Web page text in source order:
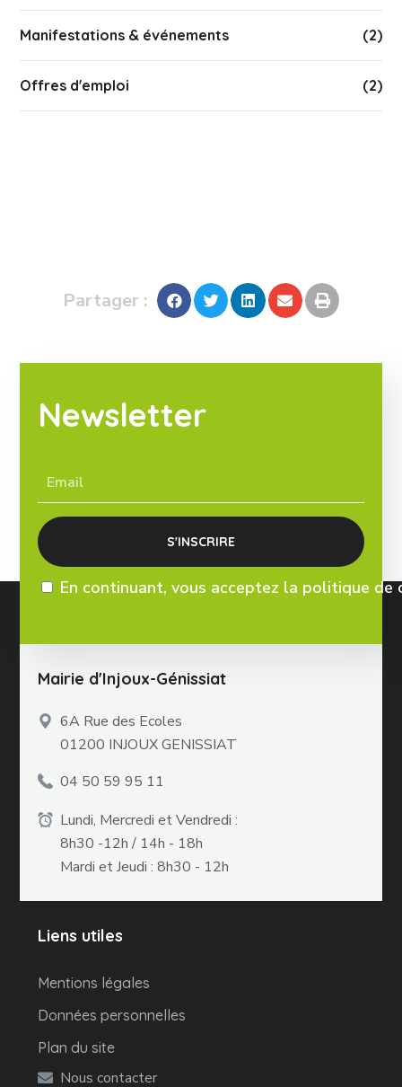
Manifestations & événements (2)
Offres d'emploi (2)
Partager :
Newsletter
En continuant, vous acceptez la politique
Mairie d'Injoux-Génissiat
6A Rue des Ecoles
01200 INJOUX GENISSIAT
04 50 59 95 11
Lundi, Mercredi et Vendredi :
8h30 -12h / 14h - 18h
Mardi et Jeudi : 8h30 - 12h
Liens utiles
Mentions légales
Données personnelles
Plan du site
Nous contacter